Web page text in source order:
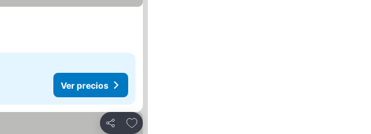
Ver precios
Compartir
Añadir a favoritos